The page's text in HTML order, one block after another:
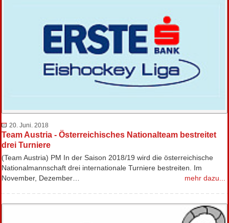
20. Juni. 2018
Team Austria - Österreichisches Nationalteam bestreitet
drei Turniere
(Team Austria) PM In der Saison 2018/19 wird die österreichische
Nationalmannschaft drei internationale Turniere bestreiten. Im
November, Dezember…
mehr dazu...